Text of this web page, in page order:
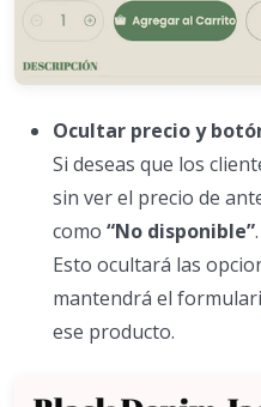
Ocultar precio y
Si deseas que los
sin ver el precio de
como “No disponible”.
Esto ocultará las
mantendrá el
ese producto.